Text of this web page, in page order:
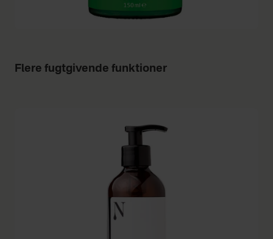
Flere fugtgivende funktioner